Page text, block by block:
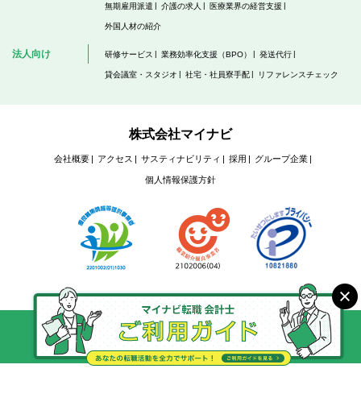
無期雇用派遣 介護の求人 医療業界の経営支援
外国人材の紹介
法人向け 研修サービス 業務効率化支援（BPO） 発送代行
貸会議室・スタジオ 社宅・社員寮手配 リファレンスチェック
株式会社マイナビ
会社概要 アクセス サスティナビリティ 採用 グループ企業
個人情報保護方針
Copyright @ Mynavi Corporation